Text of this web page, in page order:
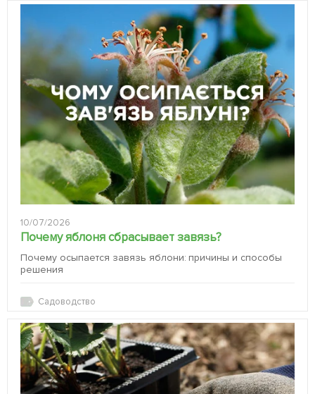
10/07/2026
Почему яблоня сбрасывает завязь?
Почему осыпается завязь яблони: причины и способы
решения
Садоводство